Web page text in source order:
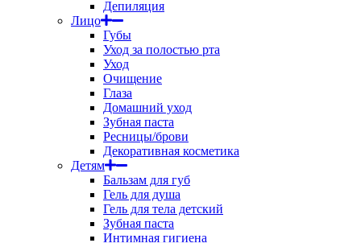
Депиляция
Лицо
Губы
Уход за полостью рта
Уход
Очищение
Глаза
Домашний уход
Зубная паста
Ресницы/брови
Декоративная косметика
Детям
Бальзам для губ
Гель для душа
Гель для тела детский
Зубная паста
Интимная гигиена